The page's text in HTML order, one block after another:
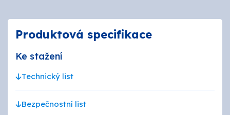
Produktová specifikace
Ke stažení
Technický list
Bezpečnostní list